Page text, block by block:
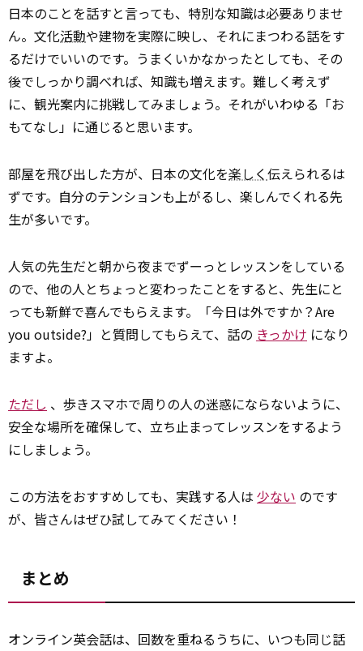
日本のことを話すと言っても、特別な知識は必要ありませ
ん。文化活動や建物を実際に映し、それにまつわる話をす
るだけでいいのです。うまくいかなかったとしても、その
後でしっかり調べれば、知識も増えます。難しく考えず
に、観光案内に挑戦してみましょう。それがいわゆる「お
もてなし」に通じると思います。
部屋を飛び出した方が、日本の文化を楽しく伝えられるは
ずです。自分のテンションも上がるし、楽しんでくれる先
生が多いです。
人気の先生だと朝から夜までずーっとレッスンをしている
ので、他の人とちょっと変わったことをすると、先生にと
っても新鮮で喜んでもらえます。「今日は外ですか？Are
you outside?」と質問してもらえて、話の きっかけ になり
ますよ。
ただし 、歩きスマホで周りの人の迷惑にならないように、
安全な場所を確保して、立ち止まってレッスンをするよう
にしましょう。
この方法をおすすめしても、実践する人は 少ない のです
が、皆さんはぜひ試してみてください！
まとめ
オンライン英会話は、回数を重ねるうちに、いつも同じ話